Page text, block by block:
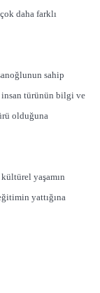
daha farklı
sahip
türünün bilgi ve
olduğuna
yaşamın
yattığına